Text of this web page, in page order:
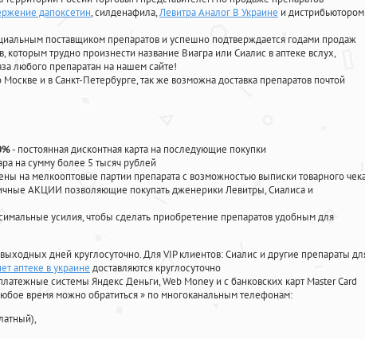
дапоксетин, силденафила,Левитра Аналог В Украине и дистрибьютором
поставщиком препаратов и успешно подтверждается годами продаж
трудно произнести название Виагра или Сиалис в аптеке вслух,
любого препаратан на нашем сайте!
и в Санкт-Петербурге, так же возможна доставка препаратов почтой
- постоянная дисконтная карта на последующие покупки
на сумму более 5 тысяч рублей
на мелкооптовые партии препарата с возможностью выписки товарного
АКЦИИ позволяющие покупать дженерики Левитры, Сиалиса и
усилия, чтобы сделать приобретение препаратов удобным для
дней круглосуточно. Для VIP клиентов: Сиалис и другие препараты
аптеке в украине доставляются круглосуточно
системы Яндекс Деньги, Web Money и с банковских карт Master Card
время можно обратиться» по многоканальным телефонам: